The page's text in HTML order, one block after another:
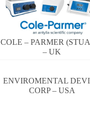
COLE – PARMER
– UK
ENVIROMENTAL
CORP – USA